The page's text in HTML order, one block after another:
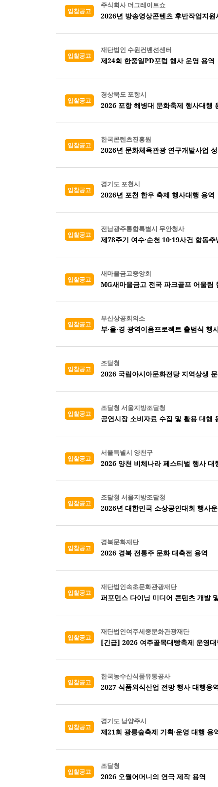
입찰공고
주식회사 더그레이트쇼
2026년 방송영상콘텐츠 후반작업지
입찰공고
재단법인 수원컨벤션센터
제24회 한중일PD포럼 행사 운영 용역
입찰공고
경상북도 포항시
2026 포항 해병대 문화축제 행사대행
입찰공고
한국콘텐츠진흥원
2026년 문화체육관광 연구개발사업
입찰공고
경기도 포천시
2026년 포천 한우 축제 행사대행 용역
입찰공고
전남광주통합특별시 무안청사
제78주기 여수·순천 10·19사건 합동
입찰공고
새마을금고중앙회
MG새마을금고 전국 파크골프 어울림
입찰공고
부산상공회의소
부·울·경 광역이음프로젝트 출범식
입찰공고
조달청
2026 국립아시아문화전당 지역상생
입찰공고
조달청 서울지방조달청
공연시장 소비자료 수집 및 활용 대행
입찰공고
서울특별시 양천구
2026 양천 비체나라 페스티벌 행사 대
입찰공고
조달청 서울지방조달청
2026년 대한민국 소상공인대회 행사
입찰공고
경북문화재단
2026 경북 전통주 문화 대축전 용역
입찰공고
재단법인속초문화관광재단
퍼포먼스 다이닝 미디어 콘텐츠 개발
입찰공고
재단법인여주세종문화관광재단
[긴급] 2026 여주골목대빵축제 운영
입찰공고
한국농수산식품유통공사
2027 식품외식산업 전망 행사 대행용
입찰공고
경기도 남양주시
제21회 광릉숲축제 기획·운영 대행 용
입찰공고
조달청
2026 오월어머니의 연극 제작 용역